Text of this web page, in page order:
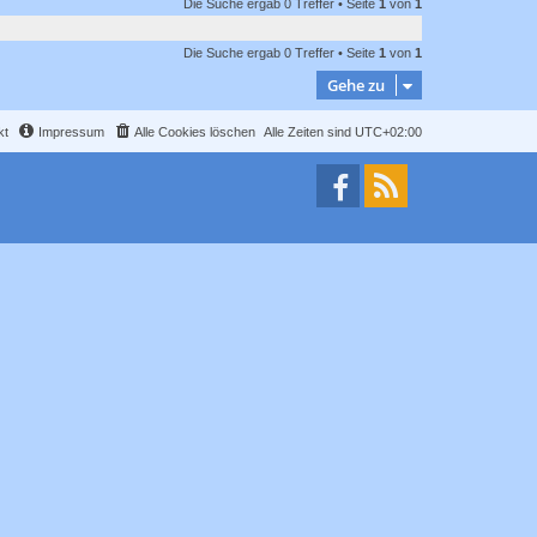
Die Suche ergab 0 Treffer • Seite 1 von 1
Die Suche ergab 0 Treffer • Seite 1 von 1
Gehe zu
Alle Zeiten sind UTC+02:00
Alle Cookies löschen
Impressum